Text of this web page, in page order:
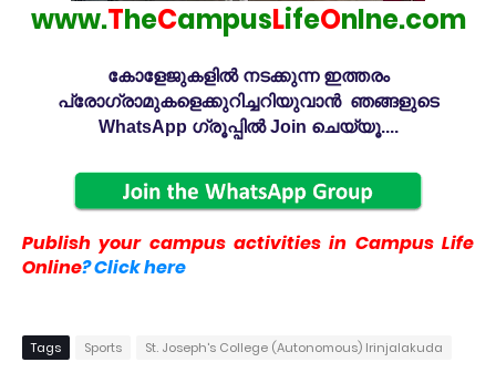
www.TheCampusLifeOnlne.com
കോളേജുകളിൽ നടക്കുന്ന ഇത്തരം
പ്രോഗ്രാമുകളെക്കുറിച്ചറിയുവാൻ ഞങ്ങളുടെ
WhatsApp ഗ്രൂപ്പിൽ Join ചെയ്യൂ....
Publish your campus activities in Campus Life
Online? Click here
Tags Sports St. Joseph's College (Autonomous) Irinjalakuda